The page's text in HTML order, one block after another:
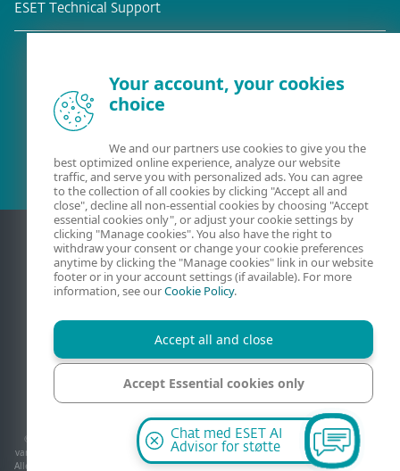
ESET Technical Support
Kontakt Personvern
Juridisk informasjon
Rapporter sårbarheter
Nettstedskart
© 1992 - 2026 ESET, spol. s r.o. - Med enerett. Varemerkene som brukes i dette, er
varemerker eller registrerte varemerker for ESET, spol. s r.o. eller ESET North America.
Alle andre navn og varemerker er registrerte varemerker for sine respektive selskaper.
Chat med ESET AI
Advisor for støtte
Your account, your cookies
choice
We and our partners use cookies to give you the
best optimized online experience, analyze our website
traffic, and serve you with personalized ads. You can agree
to the collection of all cookies by clicking "Accept all and
close", decline all non-essential cookies by choosing "Accept
essential cookies only", or adjust your cookie settings by
clicking "Manage cookies". You also have the right to
withdraw your consent or change your cookie preferences
anytime by clicking the "Manage cookies" link in our website
footer or in your account settings (if available). For more
information, see ourCookie Policy.
Accept all and close
Accept Essential cookies only
Manage cookies